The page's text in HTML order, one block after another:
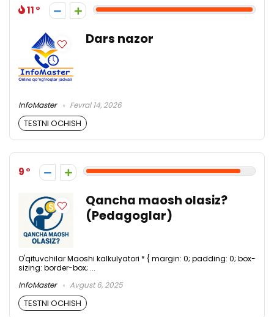
11
Dars nazor
InfoMaster Fevral 14, 2026
TESTNI OCHISH
9
Qancha maosh olasiz?
(Pedagoglar)
O'qituvchilar Maoshi kalkulyatori * { margin: 0; padding: 0; box-
sizing: border-box; ...
InfoMaster
Avgust 6, 2025
TESTNI OCHISH